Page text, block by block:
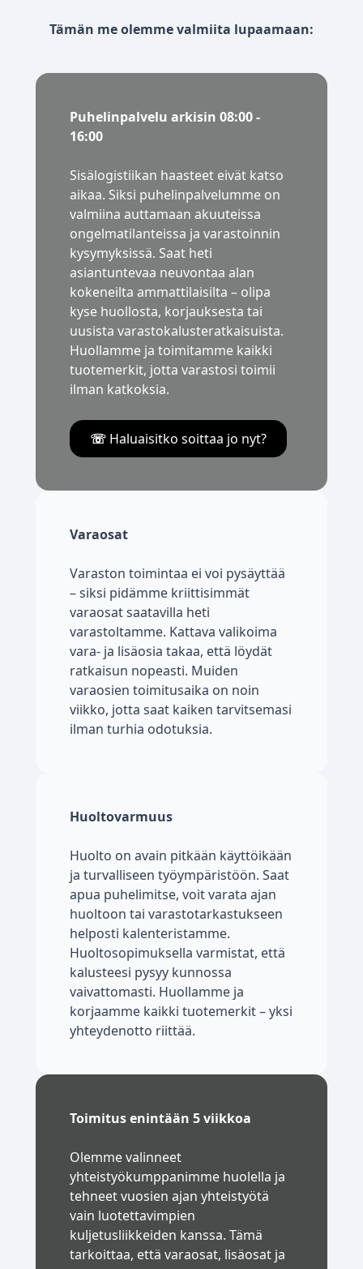
Tämän me olemme valmiita lupaamaan:
Puhelinpalvelu arkisin 08:00 -
16:00
Sisälogistiikan haasteet eivät katso
aikaa. Siksi puhelinpalvelumme on
valmiina auttamaan akuuteissa
ongelmatilanteissa ja varastoinnin
kysymyksissä. Saat heti
asiantuntevaa neuvontaa alan
kokeneilta ammattilaisilta – olipa
kyse huollosta, korjauksesta tai
uusista varastokalusteratkaisuista.
Huollamme ja toimitamme kaikki
tuotemerkit, jotta varastosi toimii
ilman katkoksia.
☏Haluaisitko soittaa jo nyt?
Varaosat
Varaston toimintaa ei voi pysäyttää
– siksi pidämme kriittisimmät
varaosat saatavilla heti
varastoltamme. Kattava valikoima
vara- ja lisäosia takaa, että löydät
ratkaisun nopeasti. Muiden
varaosien toimitusaika on noin
viikko, jotta saat kaiken tarvitsemasi
ilman turhia odotuksia.
Huoltovarmuus
Huolto on avain pitkään käyttöikään
ja turvalliseen työympäristöön. Saat
apua puhelimitse, voit varata ajan
huoltoon tai varastotarkastukseen
helposti kalenteristamme.
Huoltosopimuksella varmistat, että
kalusteesi pysyy kunnossa
vaivattomasti. Huollamme ja
korjaamme kaikki tuotemerkit – yksi
yhteydenotto riittää.
Toimitus enintään 5 viikkoa
Olemme valinneet
yhteistyökumppanimme huolella ja
tehneet vuosien ajan yhteistyötä
vain luotettavimpien
kuljetusliikkeiden kanssa. Tämä
tarkoittaa, että varaosat, lisäosat ja